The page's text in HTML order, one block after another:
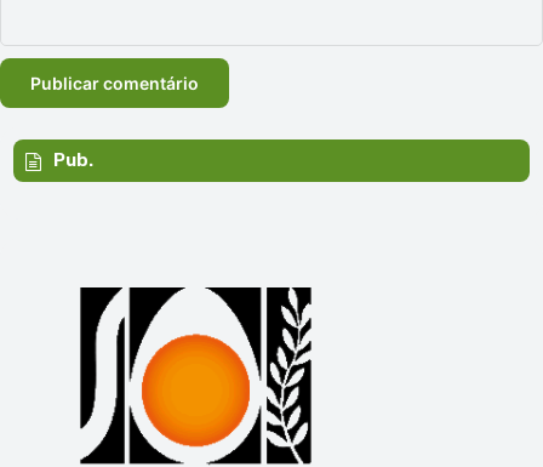
Pub.